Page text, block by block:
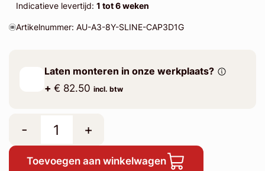
Indicatieve levertijd: 1 tot 6 weken
Artikelnummer: AU-A3-8Y-SLINE-CAP3D1G
Laten monteren in onze werkplaats?
+ € 82.50 incl. btw
- +
Toevoegen aan winkelwagen